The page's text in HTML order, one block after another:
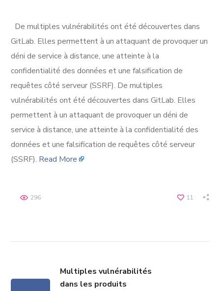
De multiples vulnérabilités ont été découvertes dans
GitLab. Elles permettent à un attaquant de provoquer un
déni de service à distance, une atteinte à la
confidentialité des données et une falsification de
requêtes côté serveur (SSRF). De multiples
vulnérabilités ont été découvertes dans GitLab. Elles
permettent à un attaquant de provoquer un déni de
service à distance, une atteinte à la confidentialité des
données et une falsification de requêtes côté serveur
(SSRF). Read More
11
296
Multiples vulnérabilités
dans les produits